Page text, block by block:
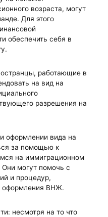
возраста, могут
Для этого
обеспечить себя в
работающие в
на вид на
разрешения на
оформлении вида на
за помощью к
на иммиграционном
Они могут помочь с
и процедур,
оформления ВНЖ.
несмотря на то что